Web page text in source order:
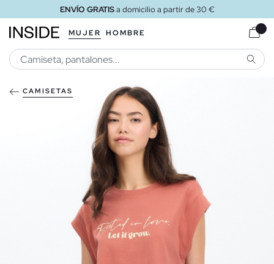
ENVÍO GRATISa domicilio a partir de 30 €
MUJER HOMBRE
CAMISETAS